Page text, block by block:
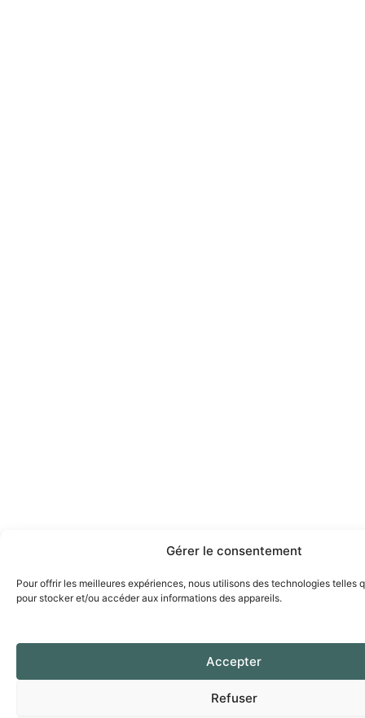
Gérer le consentement
Pour offrir les meilleures expériences, nous utilisons des technologies telles
pour stocker et/ou accéder aux informations des appareils.
Accepter
Refuser